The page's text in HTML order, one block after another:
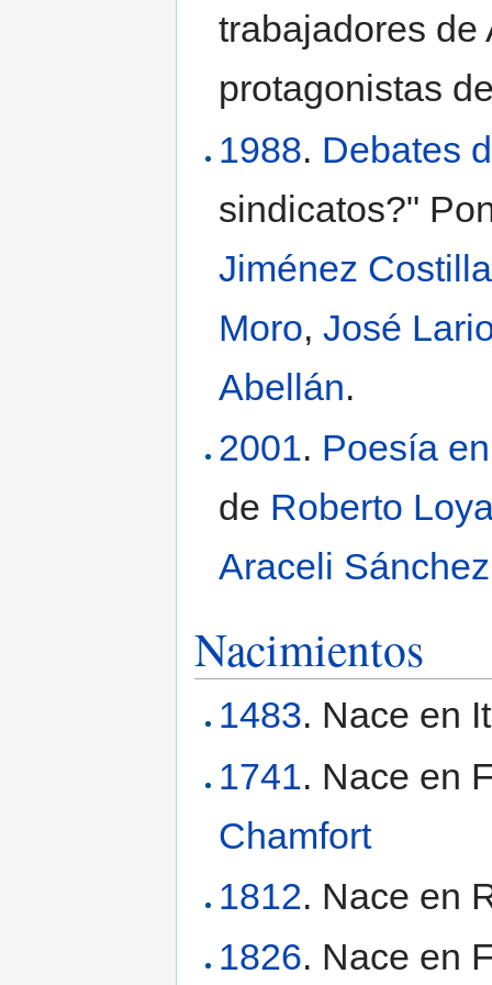
trabajadores de
protagonistas
1988. Debates
sindicatos?"
Jiménez Costilla
Moro,José
Abellán.
2001. Poesía
de Roberto
Araceli
Nacimientos
1483. Nace en
1741. Nace en
Chamfort
1812. Nace en
1826. Nace en